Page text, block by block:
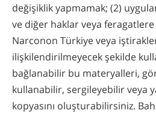
değişiklik yapmamak; (2)
ve diğer haklar veya
Narconon Türkiye veya
ilişkilendirilmeyecek şekilde
bağlanabilir bu materyalleri,
kullanabilir, sergileyebilir veya
kopyasını oluşturabilirsiniz.